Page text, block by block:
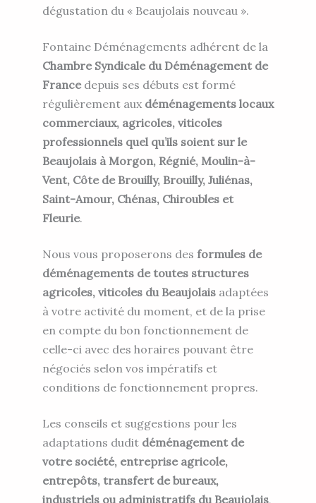
dégustation du « Beaujolais nouveau ».
Fontaine Déménagements adhérent de la
Chambre Syndicale du Déménagement de
Francedepuis ses débuts est formé
régulièrement aux déménagements locaux
commerciaux, agricoles, viticoles
professionnels quel qu’ils soient sur le
Beaujolais à Morgon, Régnié, Moulin-à-
Vent, Côte de Brouilly, Brouilly, Juliénas,
Saint-Amour, Chénas, Chiroubles et
Fleurie.
Nous vous proposerons des formules de
déménagements de toutes structures
agricoles, viticoles du Beaujolais adaptées
à votre activité du moment, et de la prise
en compte du bon fonctionnement de
celle-ci avec des horaires pouvant être
négociés selon vos impératifs et
conditions de fonctionnement propres.
Les conseils et suggestions pour les
adaptations dudit déménagement de
votre société, entreprise agricole,
entrepôts, transfert de bureaux,
industriels ou administratifs du Beaujolais,